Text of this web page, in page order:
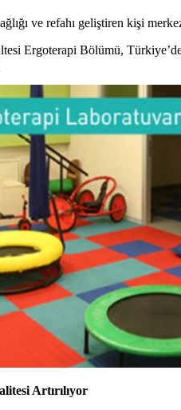
ve refahı geliştiren kişi
Ergoterapi Bölümü,
Artırılıyor